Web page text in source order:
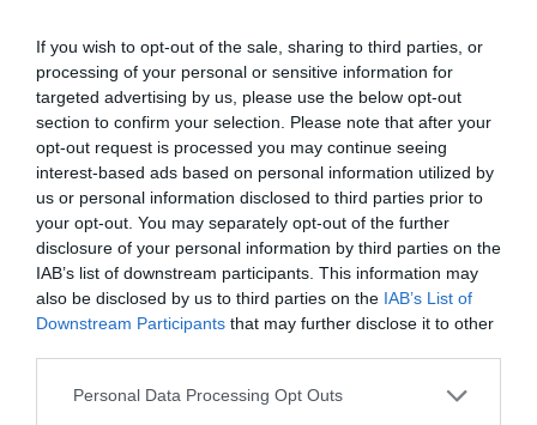
If you wish to opt-out of the sale, sharing to third parties, or
processing of your personal or sensitive information for
targeted advertising by us, please use the below opt-out
section to confirm your selection. Please note that after your
opt-out request is processed you may continue seeing
interest-based ads based on personal information utilized by
us or personal information disclosed to third parties prior to
your opt-out. You may separately opt-out of the further
disclosure of your personal information by third parties on the
IAB’s list of downstream participants. This information may
also be disclosed by us to third parties on the IAB’s List of
Downstream Participants that may further disclose it to other
Personal Data Processing Opt Outs
3 de abril: Quizás todavía es pronto
Dicen que la primera fábrica de la historia fue un
molino mecanizado para hacer seda llamado Silk
Mill, puesto en marcha en 1720 en Derby
(Inglaterra). El primer sindicato del mundo fue el
de mecánicos en Filadelfia (Estados Unidos),
creado en 1827. Es decir, entre la primera fábrica
y el primer sindicato hay más de un siglo. Visto
aún no esté bien organizada la defensa de